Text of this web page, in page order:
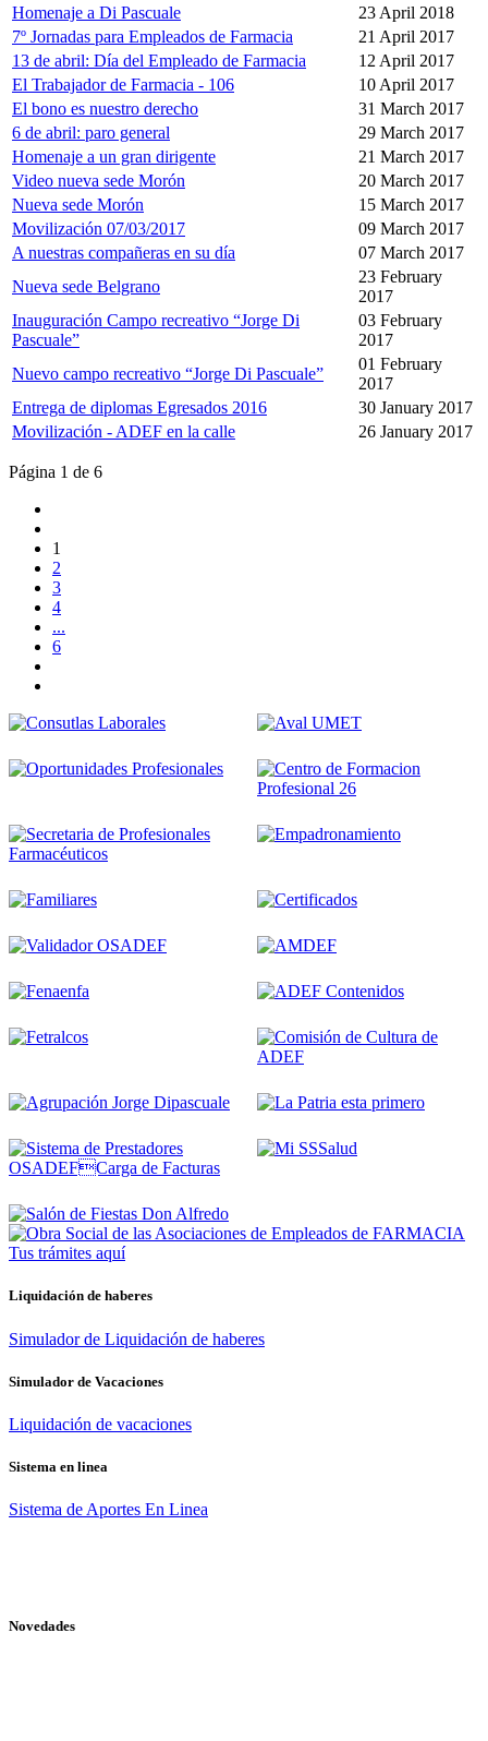
Homenaje a Di Pascuale
23 April 2018
7º Jornadas para Empleados de Farmacia
21 April 2017
13 de abril: Día del Empleado de Farmacia
12 April 2017
El Trabajador de Farmacia - 106
10 April 2017
El bono es nuestro derecho
31 March 2017
6 de abril: paro general
29 March 2017
Homenaje a un gran dirigente
21 March 2017
Video nueva sede Morón
20 March 2017
Nueva sede Morón
15 March 2017
Movilización 07/03/2017
09 March 2017
A nuestras compañeras en su día
07 March 2017
Nueva sede Belgrano
23 February
2017
Inauguración Campo recreativo “Jorge Di
Pascuale”
03 February
2017
Nuevo campo recreativo “Jorge Di Pascuale”
01 February
2017
Entrega de diplomas Egresados 2016
30 January 2017
Movilización - ADEF en la calle
26 January 2017
Página 1 de 6
1
2
3
4
...
6
Tus trámites aquí
Liquidación de haberes
Simulador de Liquidación de haberes
Simulador de Vacaciones
Liquidación de vacaciones
Sistema en linea
Sistema de Aportes En Linea
Novedades